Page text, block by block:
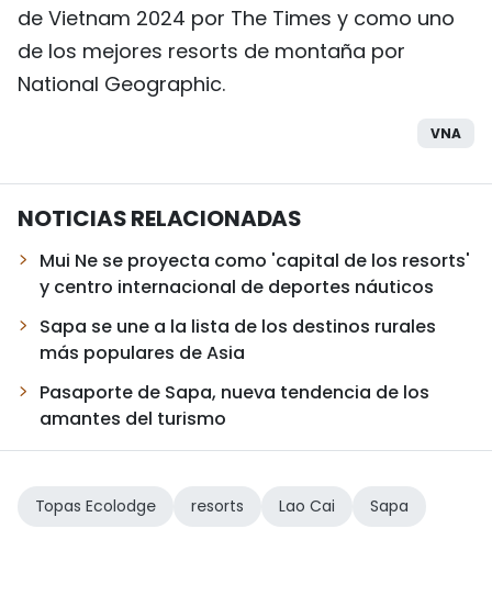
de Vietnam 2024 por The Times y como uno
de los mejores resorts de montaña por
National Geographic.
VNA
NOTICIAS RELACIONADAS
Mui Ne se proyecta como 'capital de los resorts'
y centro internacional de deportes náuticos
Sapa se une a la lista de los destinos rurales
más populares de Asia
Pasaporte de Sapa, nueva tendencia de los
amantes del turismo
Topas Ecolodge resorts Lao Cai Sapa